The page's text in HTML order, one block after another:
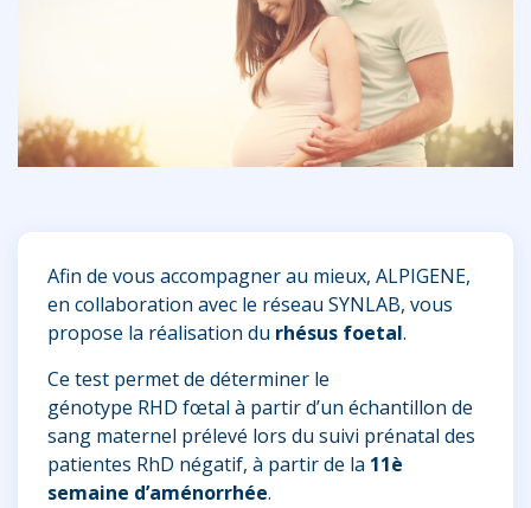
Afin de vous accompagner au mieux, ALPIGENE,
en collaboration avec le réseau SYNLAB, vous
propose la réalisation du rhésus foetal.
Ce test permet de déterminer le
génotype RHD fœtal à partir d’un échantillon de
sang maternel prélevé lors du suivi prénatal des
patientes RhD négatif, à partir de la 11è
semaine d’aménorrhée.